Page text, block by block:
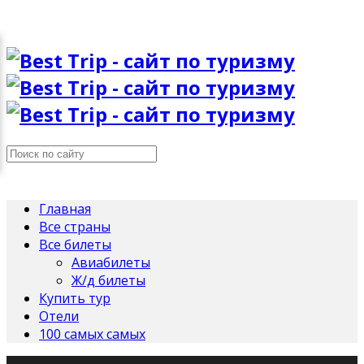
Главная
Все страны
Все билеты
Авиабилеты
Ж/д билеты
Купить тур
Отели
100 самых самых